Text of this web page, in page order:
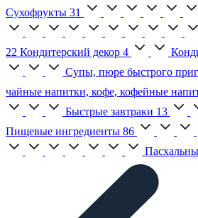
Сухофрукты 31
22 Кондитерский декор 4
Супы, пюре быстрого
чайные напитки, кофе, кофейные
Быстрые завтраки 13
Пищевые ингредиенты 86